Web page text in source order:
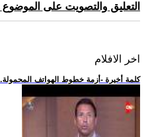
التعليق والتصويت على
اخر الافلام
.. كلمة أخيرة -أزمة خطوط الهواتف